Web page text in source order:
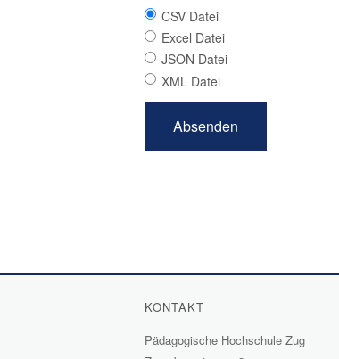
CSV Datei
Excel Datei
JSON Datei
XML Datei
KONTAKT
Pädagogische Hochschule Zug